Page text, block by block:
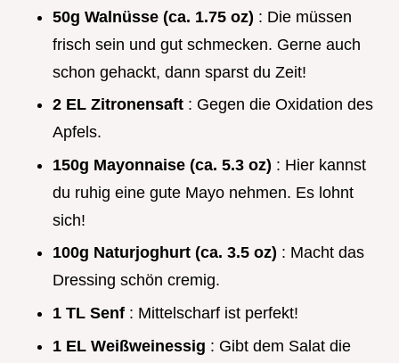
50g Walnüsse (ca. 1.75 oz) : Die müssen
frisch sein und gut schmecken. Gerne auch
schon gehackt, dann sparst du Zeit!
2 EL Zitronensaft : Gegen die Oxidation des
Apfels.
150g Mayonnaise (ca. 5.3 oz) : Hier kannst
du ruhig eine gute Mayo nehmen. Es lohnt
sich!
100g Naturjoghurt (ca. 3.5 oz) : Macht das
Dressing schön cremig.
1 TL Senf : Mittelscharf ist perfekt!
1 EL Weißweinessig : Gibt dem Salat die